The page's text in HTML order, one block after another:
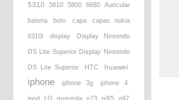
5310 5610 5800 6680 Auricular
bateria boto capa capas nokia
6310i display Display Nintendo
DS Lite Superior Display Nintendo
DS Lite Superior HTC huawei
iphone iphone 3g iphone 4
ipod LG motorola n73 n95 n97